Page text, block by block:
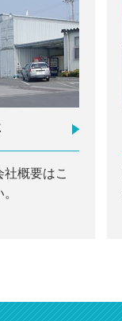
概要はこ